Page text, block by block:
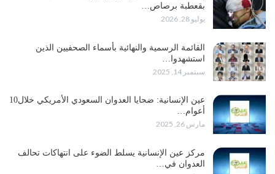
بقعطبة برصاص…
يوليو 28, 2026
القائمة الرسمية والنهائية بأسماء الصحفيين الذين
استشهدوا…
سبتمبر 14, 2025
عين الإنسانية: ضحايا العدوان السعودي الأمريكي خلال10
أعوام…
مارس 26, 2025
مركز عين الإنسانية يسلط الضوء على انتهاكات تحالف
العدوان في…